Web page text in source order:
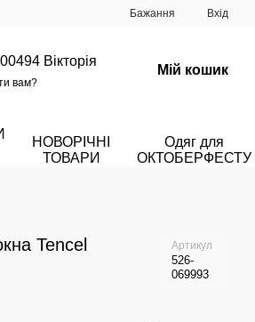
Бажання Вхід
Вікторія
вам?
Мій кошик
НОВОРІЧНІ
ТОВАРИ
Одяг для
ОКТОБЕРФЕСТУ
Tencel
Артикул
526-
069993